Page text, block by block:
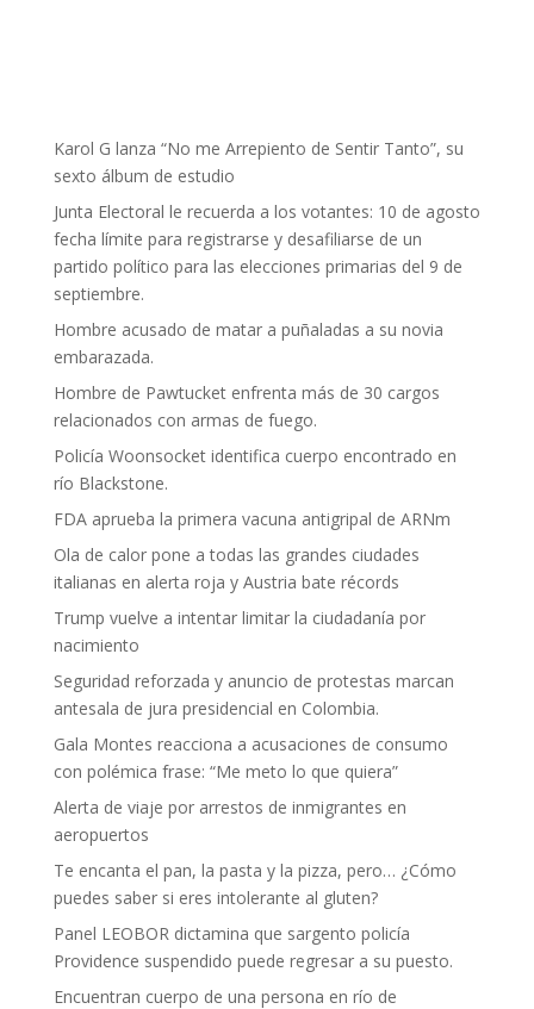
Karol G lanza “No me Arrepiento de Sentir Tanto”, su
sexto álbum de estudio
Junta Electoral le recuerda a los votantes: 10 de agosto
fecha límite para registrarse y desafiliarse de un
partido político para las elecciones primarias del 9 de
septiembre.
Hombre acusado de matar a puñaladas a su novia
embarazada.
Hombre de Pawtucket enfrenta más de 30 cargos
relacionados con armas de fuego.
Policía Woonsocket identifica cuerpo encontrado en
río Blackstone.
FDA aprueba la primera vacuna antigripal de ARNm
Ola de calor pone a todas las grandes ciudades
italianas en alerta roja y Austria bate récords
Trump vuelve a intentar limitar la ciudadanía por
nacimiento
Seguridad reforzada y anuncio de protestas marcan
antesala de jura presidencial en Colombia.
Gala Montes reacciona a acusaciones de consumo
con polémica frase: “Me meto lo que quiera”
Alerta de viaje por arrestos de inmigrantes en
aeropuertos
Te encanta el pan, la pasta y la pizza, pero… ¿Cómo
puedes saber si eres intolerante al gluten?
Panel LEOBOR dictamina que sargento policía
Providence suspendido puede regresar a su puesto.
Encuentran cuerpo de una persona en río de